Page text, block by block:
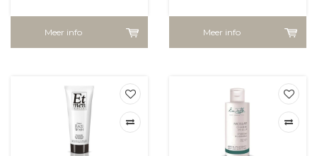
Meer info Meer info